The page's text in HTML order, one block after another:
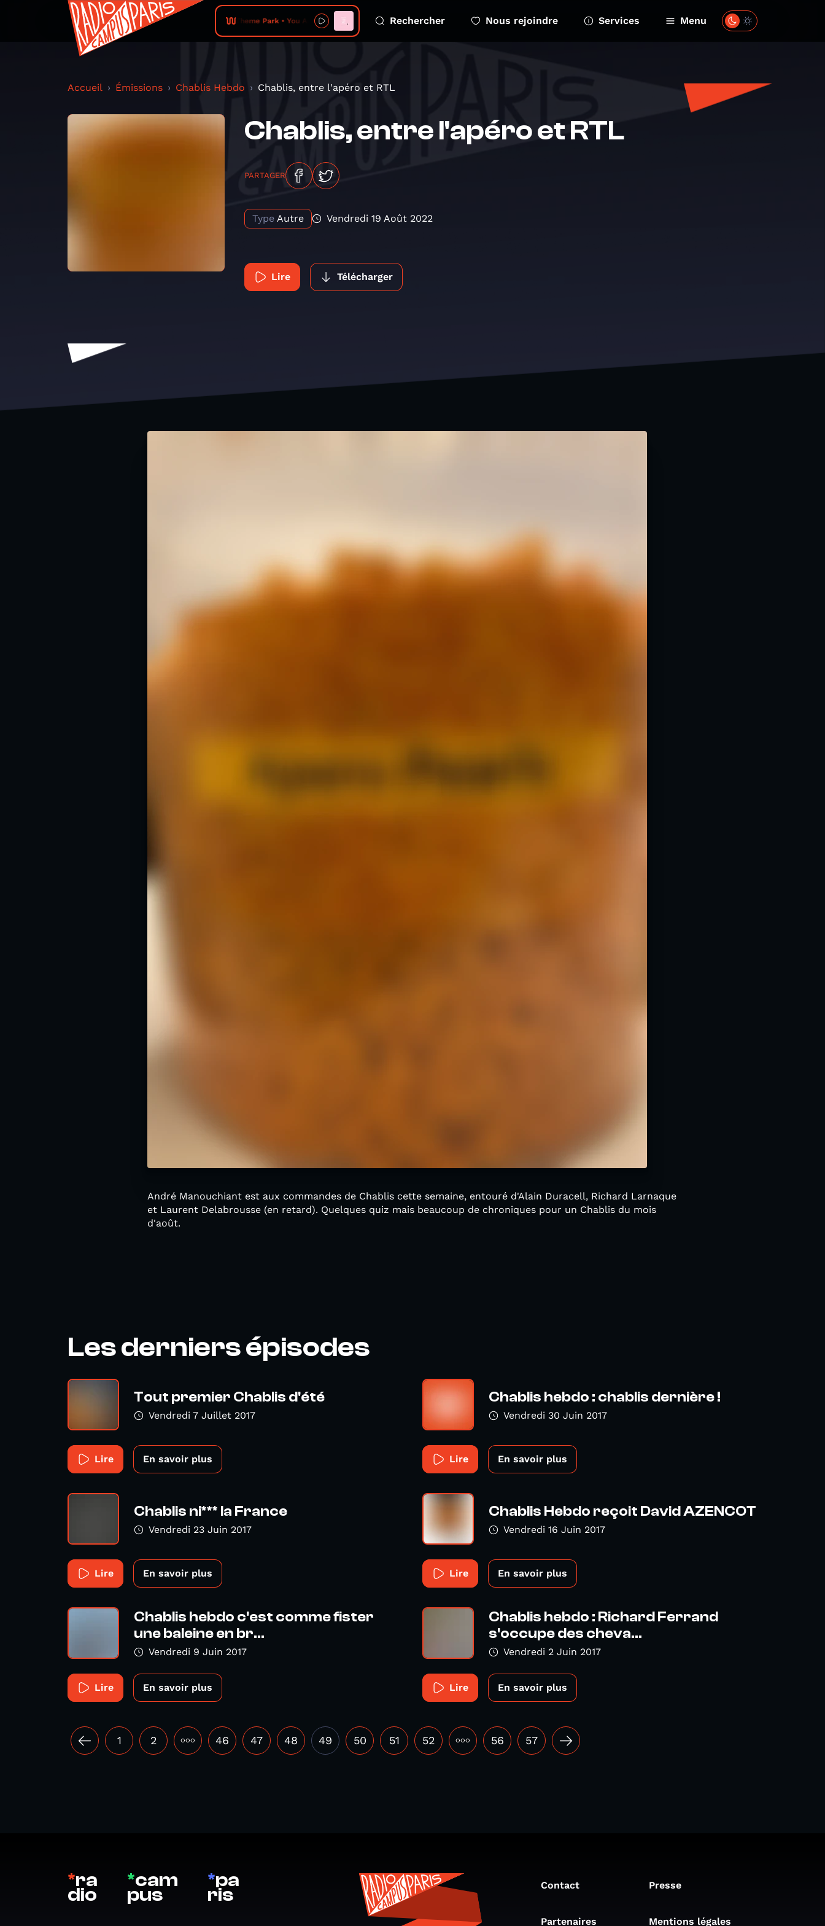
Theme Park • You Are Real Rechercher Nous rejoindre Services Menu
Accueil Émissions Chablis Hebdo Chablis, entre l'apéro et RTL
Chablis, entre l'apéro et RTL
PARTAGER
Type Autre Vendredi 19 Août 2022
Lire Télécharger
André Manouchiant est aux commandes de Chablis cette semaine, entouré d'Alain Duracell, Richard Larnaque
et Laurent Delabrousse (en retard). Quelques quiz mais beaucoup de chroniques pour un Chablis du mois
d'août.
Les derniers épisodes
Tout premier Chablis d'été
Vendredi 7 Juillet 2017
Lire En savoir plus
Chablis hebdo : chablis dernière !
Vendredi 30 Juin 2017
Lire En savoir plus
Chablis ni*** la France
Vendredi 23 Juin 2017
Lire En savoir plus
Chablis Hebdo reçoit David AZENCOT
Vendredi 16 Juin 2017
Lire En savoir plus
Chablis hebdo c'est comme fister
une baleine en br...
Vendredi 9 Juin 2017
Lire En savoir plus
Chablis hebdo : Richard Ferrand
s'occupe des cheva...
Vendredi 2 Juin 2017
Lire En savoir plus
1 2 ••• 46 47 48 49 50 51 52 ••• 56 57
*ra
dio
*cam
pus
*pa
ris Contact Presse
Partenaires Mentions légales